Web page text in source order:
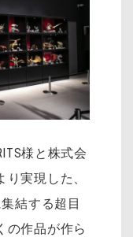
様と株式会
実現した、
結する超目
の作品が作ら